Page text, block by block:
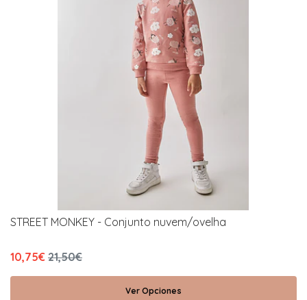
STREET MONKEY - Conjunto nuvem/ovelha
10,75€ 21,50€
Ver Opciones